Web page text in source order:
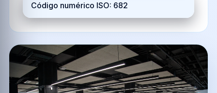
Código numérico ISO: 682